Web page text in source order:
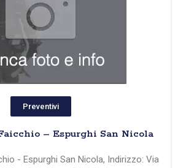
Preventivi
– Espurghi San Nicola
- Espurghi San Nicola, Indirizzo: Via